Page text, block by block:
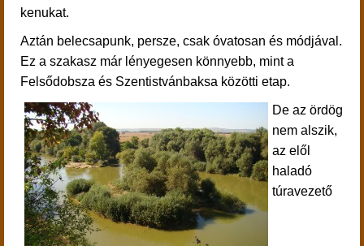
kenukat.
Aztán belecsapunk, persze, csak óvatosan és módjával.
Ez a szakasz már lényegesen könnyebb, mint a
Felsődobsza és Szentistvánbaksa közötti etap.
De az ördög
nem alszik,
az elől
haladó
túravezető